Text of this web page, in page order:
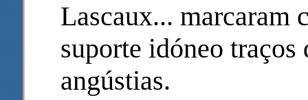
Lascaux... marcaram
suporte idóneo traços
angústias.